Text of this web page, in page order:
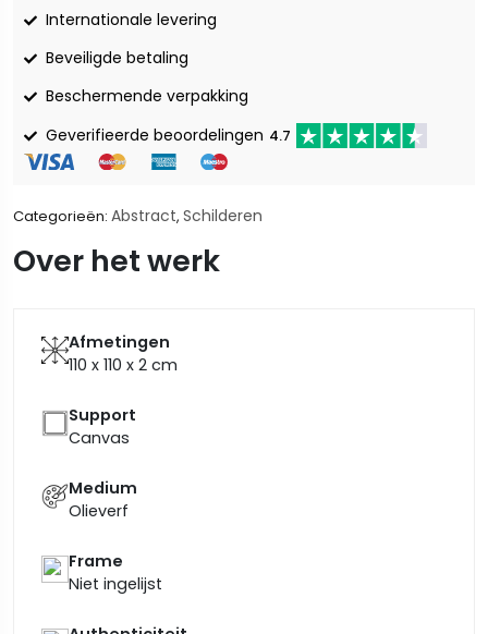
Internationale levering
Beveiligde betaling
Beschermende verpakking
Geverifieerde beoordelingen 4.7
Categorieën: Abstract, Schilderen
Over het werk
Afmetingen
110 x 110 x 2 cm
Support
Canvas
Medium
Olieverf
Frame
Niet ingelijst